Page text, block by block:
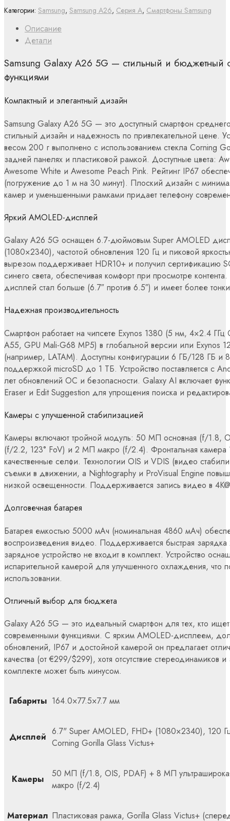
Описание
Детали
Samsung Galaxy A26 5G — стильный и бюджетный
функциями
Компактный и элегантный дизайн
Samsung Galaxy A26 5G — это доступный смартфон
стильный дизайн и надежность по привлекательной цене.
весом 200 г выполнено с использованием стекла Corning
задней панелях и пластиковой рамкой. Доступные цвета:
Awesome White и Awesome Peach Pink. Рейтинг IP67
(погружение до 1 м на 30 минут). Плоский дизайн с
камер и уменьшенными рамками придает телефону
Яркий AMOLED-дисплей
Galaxy A26 5G оснащен 6.7-дюймовым Super AMOLED
(1080×2340), частотой обновления 120 Гц и пиковой
вырезом поддерживает HDR10+ и получил сертификацию
синего света, обеспечивая комфорт при просмотре
дисплей стал больше (6.7″ против 6.5″) и имеет более
Надежная производительность
Смартфон работает на чипсете Exynos 1380 (5 нм, 4×2.4
A55, GPU Mali-G68 MP5) в глобальной версии или Exynos
(например, LATAM). Доступны конфигурации 6 ГБ/128 ГБ и
поддержкой microSD до 1 ТБ. Устройство поставляется с
лет обновлений ОС и безопасности. Galaxy AI включает
Eraser и Edit Suggestion для упрощения поиска и
Камеры с улучшенной стабилизацией
Камеры включают тройной модуль: 50 МП основная (f/1.8,
(f/2.2, 123° FoV) и 2 МП макро (f/2.4). Фронтальная
качественные селфи. Технологии OIS и VDIS (видео
съемки в движении, а Nightography и ProVisual Engine
низкой освещенности. Поддерживается запись видео в
Долговечная батарея
Батарея емкостью 5000 мАч (номинальная 4860 мАч)
воспроизведения видео. Поддерживается быстрая
зарядное устройство не входит в комплект. Устройство
испарительной камерой для улучшенного охлаждения, что
использовании.
Отличный выбор для бюджета
Galaxy A26 5G — это идеальный смартфон для тех, кто ищет
современными функциями. С ярким AMOLED-дисплеем,
обновлений, IP67 и достойной камерой он предлагает
качества (от €299/$299), хотя отсутствие стереодинамиков и
комплекте может быть минусом.
Габариты 164.0×77.5×7.7 мм
Дисплей 6.7" Super AMOLED, FHD+ (1080×2340), 120
Corning Gorilla Glass Victus+
Камеры
50 МП (f/1.8, OIS, PDAF) + 8 МП
макро (f/2.4)
Материал Пластиковая рамка, Gorilla Glass Victus+
Категории: Samsung, Samsung A26, Серия A, Смартфоны Samsung